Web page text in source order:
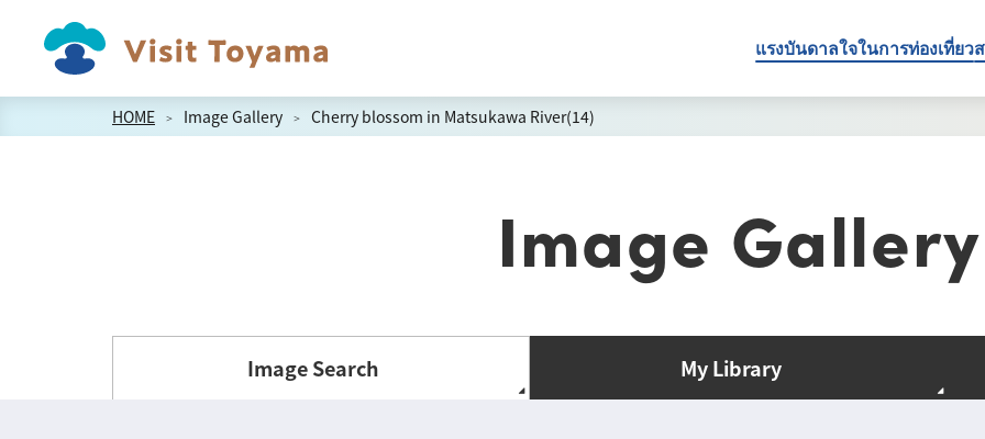
แรงบันดาลใจในการท่องเที่ยว
HOME Image Gallery Cherry blossom in Matsukawa River(14)
Image Gallery
Image Search My Library